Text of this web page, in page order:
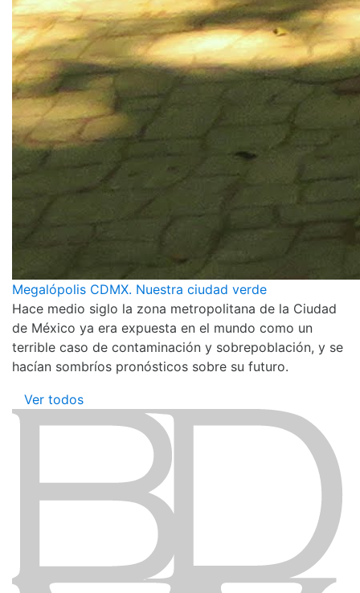
Megalópolis CDMX. Nuestra ciudad verde
Hace medio siglo la zona metropolitana de la Ciudad
de México ya era expuesta en el mundo como un
terrible caso de contaminación y sobrepoblación, y se
hacían sombríos pronósticos sobre su futuro.
Ver todos